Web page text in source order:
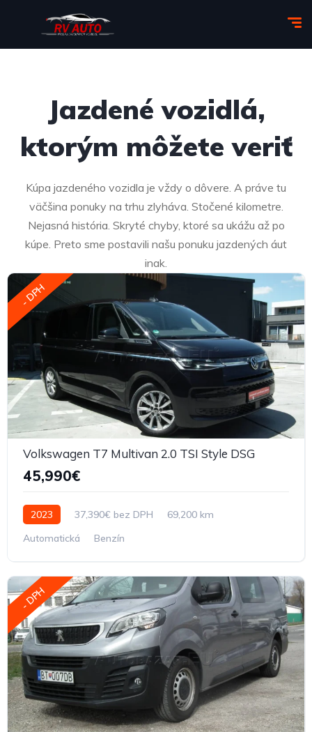
Jazdené vozidlá,
ktorým môžete veriť​
Kúpa jazdeného vozidla je vždy o dôvere. A práve tu
väčšina ponuky na trhu zlyháva. Stočené kilometre.
Nejasná história. Skryté chyby, ktoré sa ukážu až po
kúpe. Preto sme postavili našu ponuku jazdených áut
inak.
- DPH
Volkswagen T7 Multivan 2.0 TSI Style DSG
45,990€
2023 37,390€ bez DPH
69,200 km
Automatická
Benzín
- DPH